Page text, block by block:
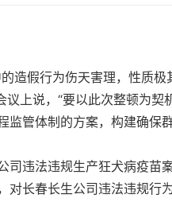
造假行为伤天害理，性质
上说，“要以此次整顿为契
监管体制的方案，构建确保
司违法违规生产狂犬病疫苗
对长春长生公司违法违规行